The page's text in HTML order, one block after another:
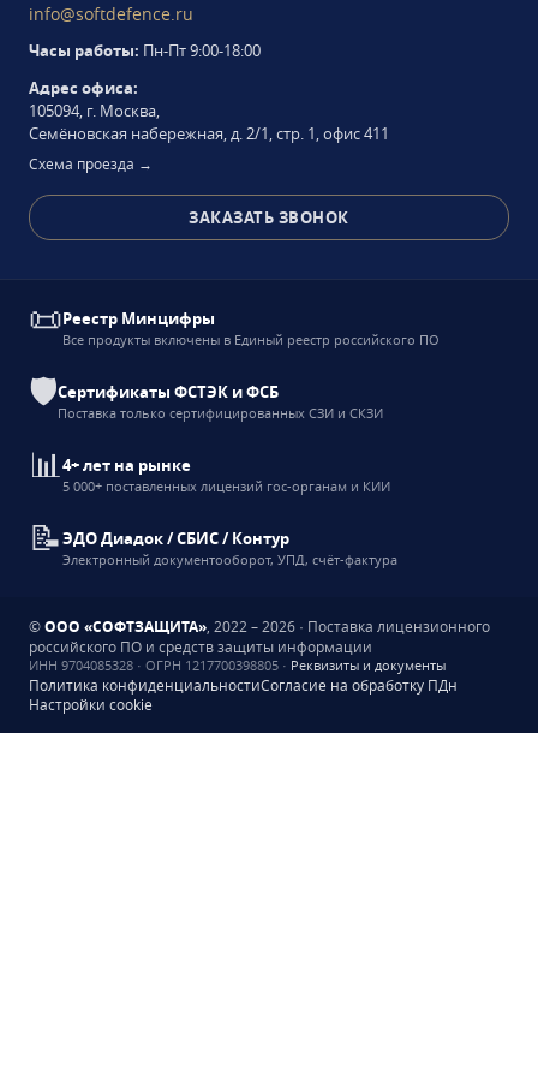
info@softdefence.ru
Часы работы: Пн-Пт 9:00-18:00
Адрес офиса:
105094, г. Москва,
Семёновская набережная, д. 2/1, стр. 1, офис 411
Схема проезда →
ЗАКАЗАТЬ ЗВОНОК
📜Реестр Минцифры
Все продукты включены в Единый реестр российского ПО
🛡️Сертификаты ФСТЭК и ФСБ
Поставка только сертифицированных СЗИ и СКЗИ
📊4+ лет на рынке
5 000+ поставленных лицензий гос-органам и КИИ
📝ЭДО Диадок / СБИС / Контур
Электронный документооборот, УПД, счёт-фактура
©ООО «СОФТЗАЩИТА» 2022 – 2026 · Поставка лицензионного
российского ПО и средств защиты информации
ИНН 9704085328 · ОГРН 1217700398805 · Реквизиты и документы
Политика конфиденциальностиСогласие на обработку ПДн
Настройки cookie